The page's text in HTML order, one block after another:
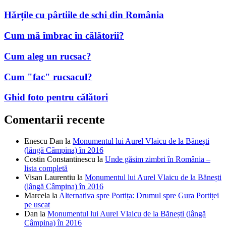
Hărțile cu pârtiile de schi din România
Cum mă îmbrac în călătorii?
Cum aleg un rucsac?
Cum "fac" rucsacul?
Ghid foto pentru călători
Comentarii recente
Enescu Dan la Monumentul lui Aurel Vlaicu de la Bănești
(lângă Câmpina) în 2016
Costin Constantinescu la Unde găsim zimbri în România –
lista completă
Visan Laurentiu la Monumentul lui Aurel Vlaicu de la Bănești
(lângă Câmpina) în 2016
Marcela la Alternativa spre Portița: Drumul spre Gura Portiței
pe uscat
Dan la Monumentul lui Aurel Vlaicu de la Bănești (lângă
Câmpina) în 2016